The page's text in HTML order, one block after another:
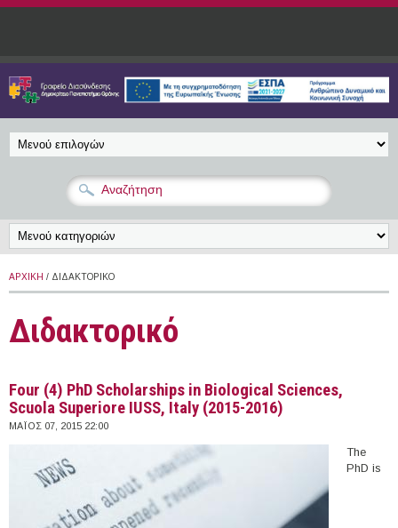
Παράκαμψη προς το κυρίως περιεχόμενο
ΑΡΧΙΚΉ / ΔΙΔΑΚΤΟΡΙΚΌ
Διδακτορικό
Four (4) PhD Scholarships in Biological Sciences,
Scuola Superiore IUSS, Italy (2015-2016)
ΜΆΙΟΣ 07, 2015 22:00
The
PhD is